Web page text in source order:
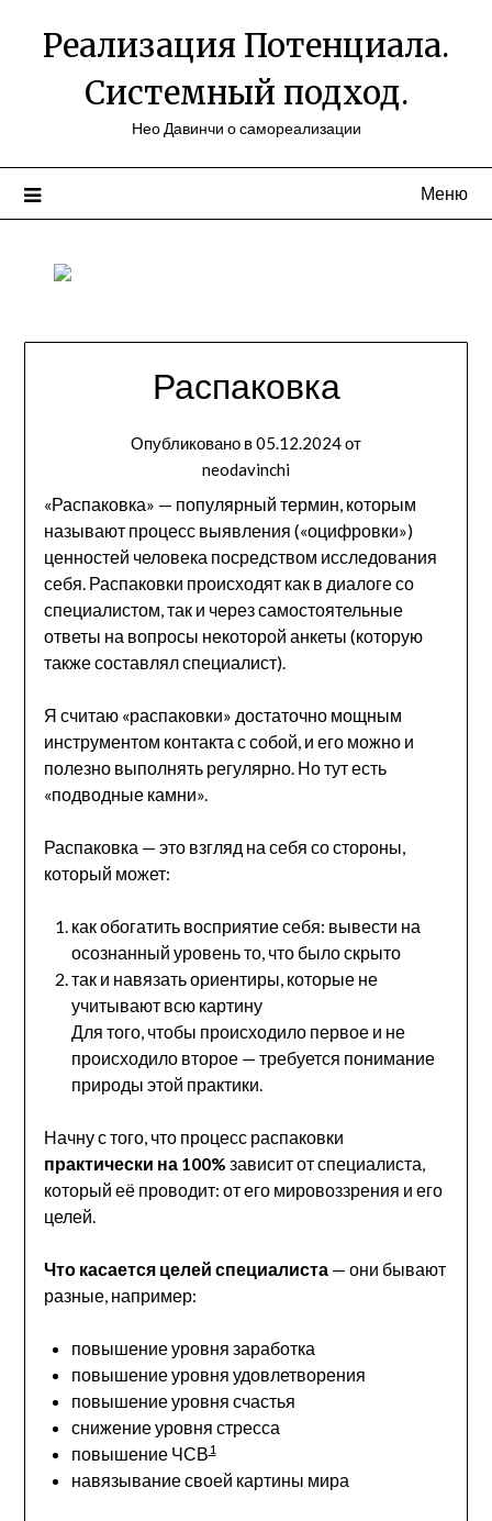
Реализация Потенциала.
Системный подход.
Нео Давинчи о самореализации
Меню
Распаковка
Опубликовано в05.12.2024от
neodavinchi
«Распаковка» — популярный термин, которым
называют процесс выявления («оцифровки»)
ценностей человека посредством исследования
себя. Распаковки происходят как в диалоге со
специалистом, так и через самостоятельные
ответы на вопросы некоторой анкеты (которую
также составлял специалист).
Я считаю «распаковки» достаточно мощным
инструментом контакта с собой, и его можно и
полезно выполнять регулярно. Но тут есть
«подводные камни».
Распаковка — это взгляд на себя со стороны,
который может:
как обогатить восприятие себя: вывести на
осознанный уровень то, что было скрыто
так и навязать ориентиры, которые не
учитывают всю картину
Для того, чтобы происходило первое и не
происходило второе — требуется понимание
природы этой практики.
Начну с того, что процесс распаковки
практически на 100% зависит от специалиста,
который её проводит: от его мировоззрения и его
целей.
Что касается целей специалиста— они бывают
разные, например:
повышение уровня заработка
повышение уровня удовлетворения
повышение уровня счастья
снижение уровня стресса
повышение ЧСВ1
навязывание своей картины мира